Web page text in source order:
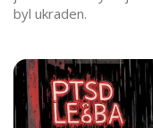
byl ukraden.